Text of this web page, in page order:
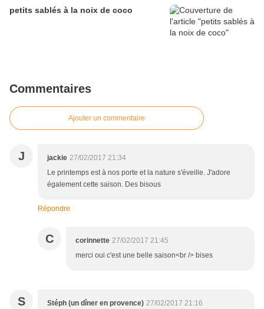
petits sablés à la noix de coco
Commentaires
Ajouter un commentaire
J jackie 27/02/2017 21:34
Le printemps est à nos porte et la nature s'éveille. J'adore
également cette saison. Des bisous
Répondre
C corinnette 27/02/2017 21:45
merci oui c'est une belle saison<br /> bises
S Stéph (un dîner en provence) 27/02/2017 21:16